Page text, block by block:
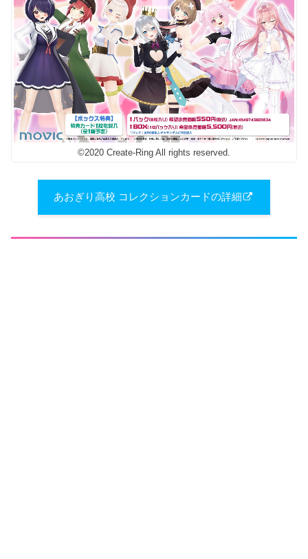
©2020 Create-Ring All rights reserved.
あおぎり高校 コレクションカードの詳細